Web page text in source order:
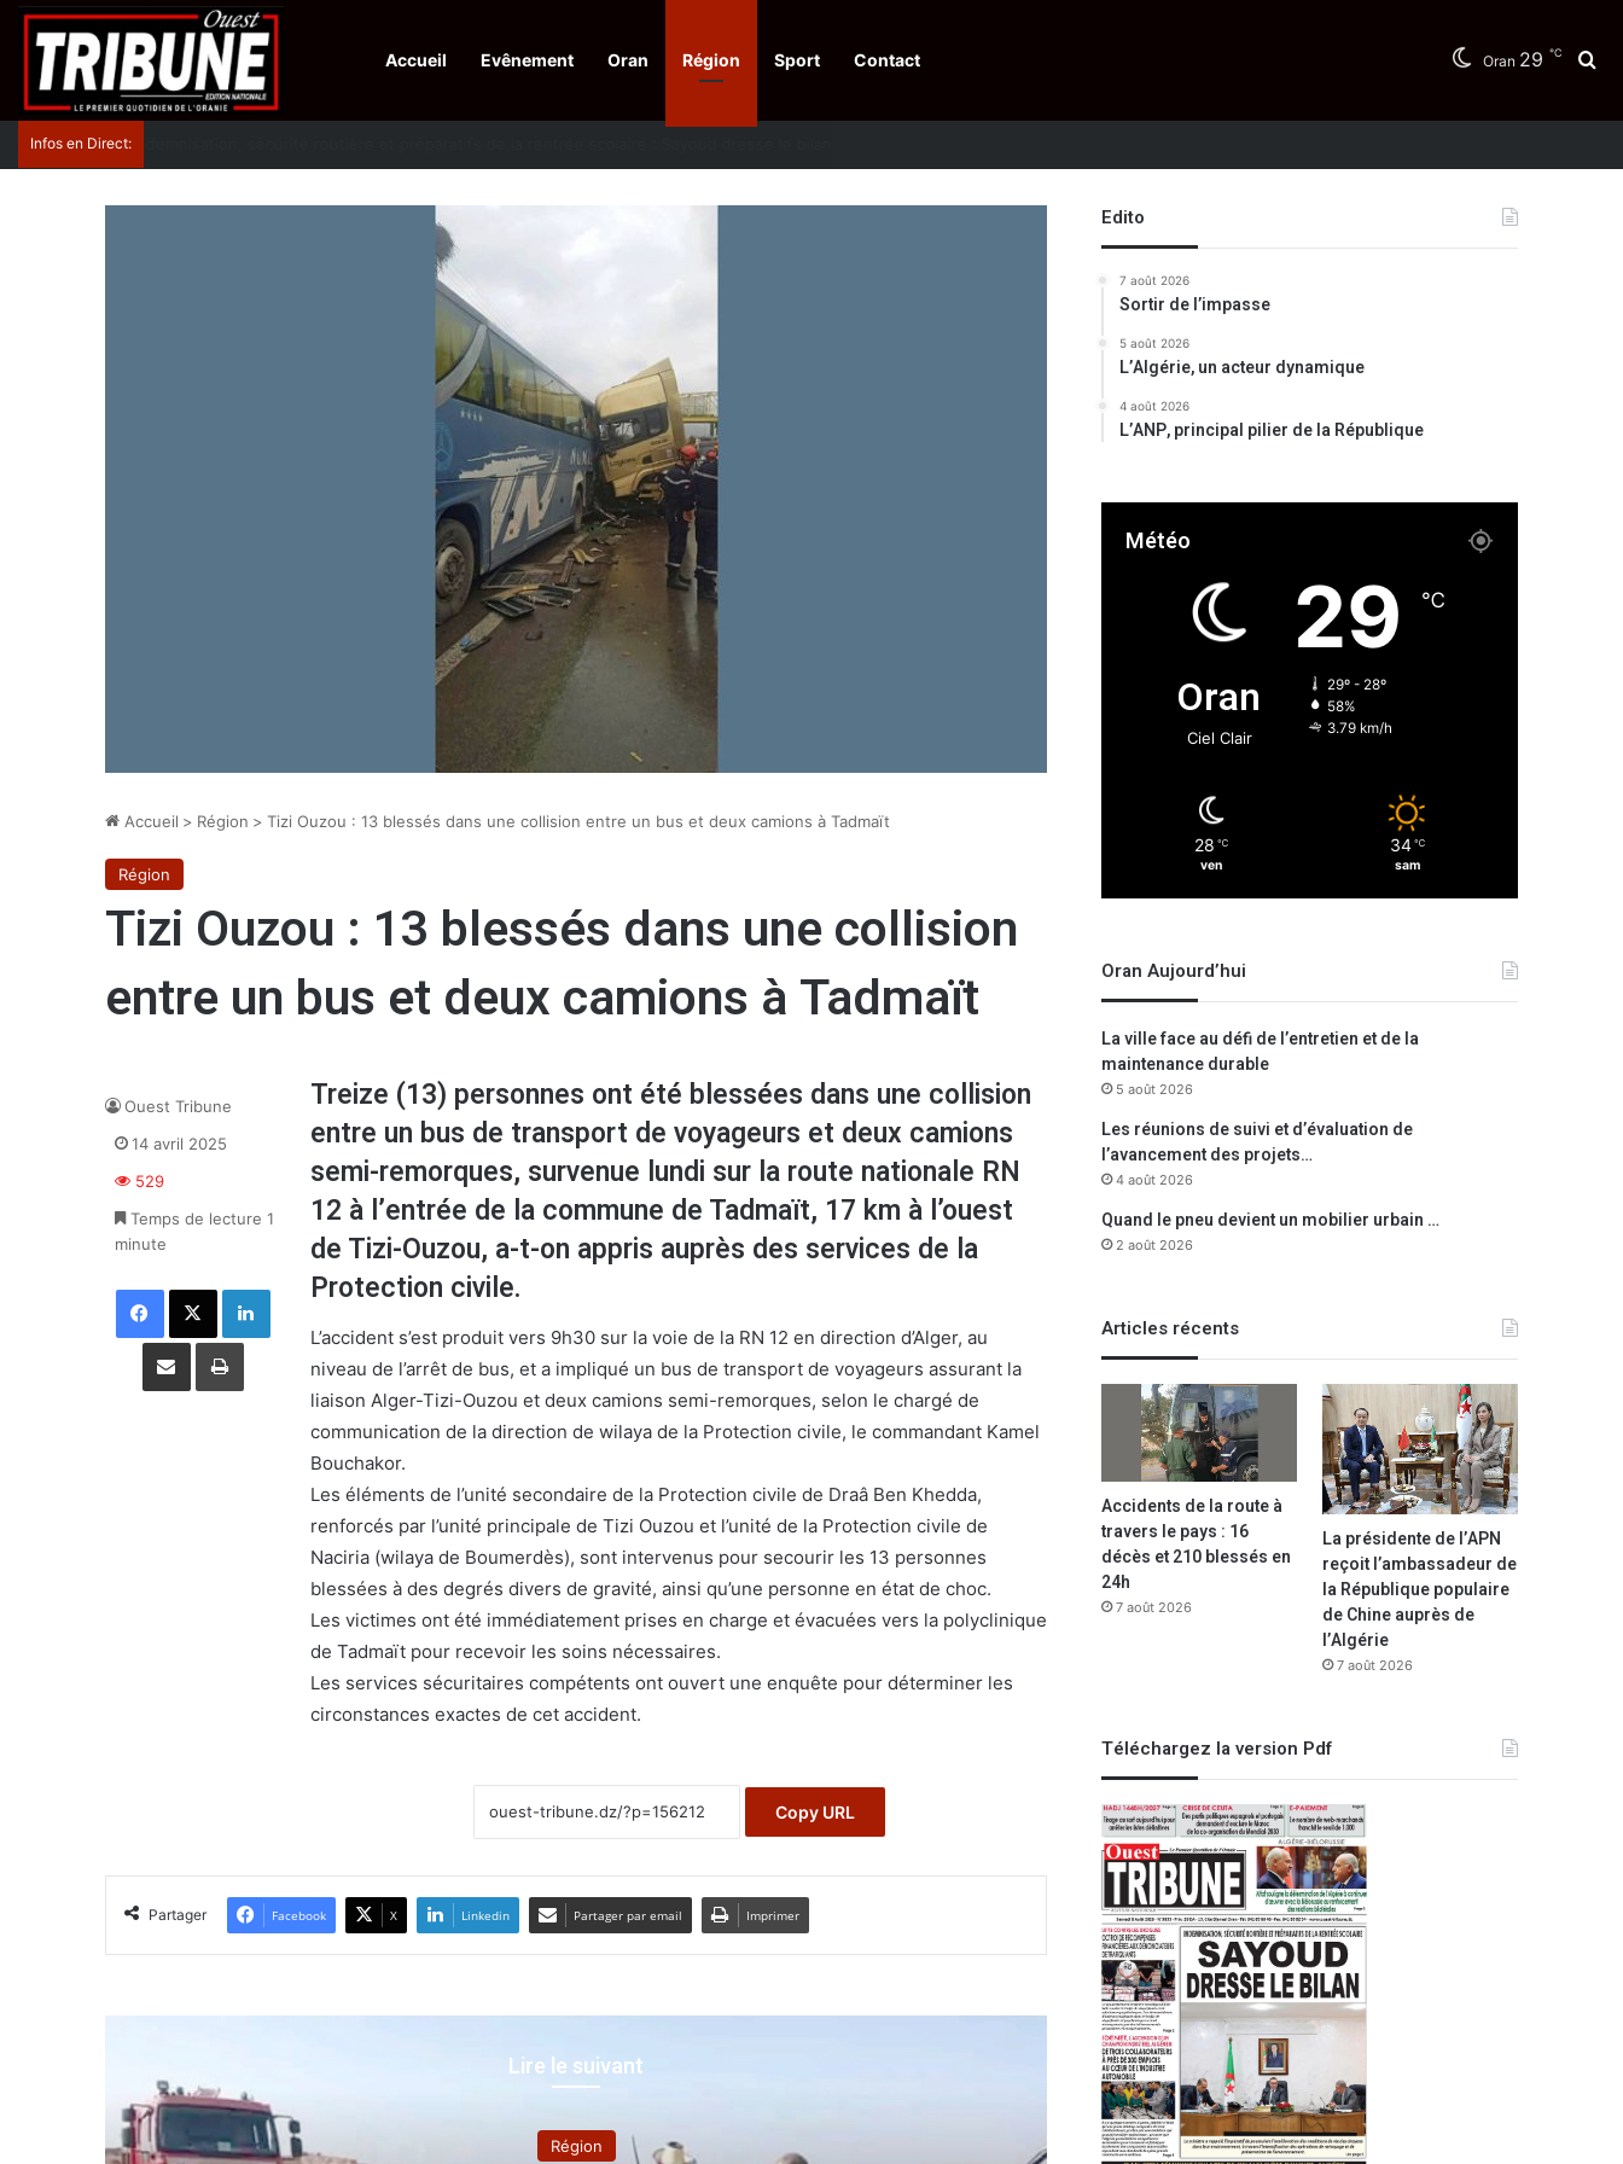
Accueil Evênement Oran Région Sport Contact Oran 29 ℃
Infos en Direct:
Accueil > Région > Tizi Ouzou : 13 blessés dans une collision entre un bus et deux camions à Tadmaït
Région
Tizi Ouzou : 13 blessés dans une collision
entre un bus et deux camions à Tadmaït
Treize (13) personnes ont été blessées dans une collision
entre un bus de transport de voyageurs et deux camions
semi-remorques, survenue lundi sur la route nationale RN
12 à l’entrée de la commune de Tadmaït, 17 km à l’ouest
de Tizi-Ouzou, a-t-on appris auprès des services de la
Protection civile.
L’accident s’est produit vers 9h30 sur la voie de la RN 12 en direction d’Alger, au
niveau de l’arrêt de bus, et a impliqué un bus de transport de voyageurs assurant la
liaison Alger-Tizi-Ouzou et deux camions semi-remorques, selon le chargé de
communication de la direction de wilaya de la Protection civile, le commandant Kamel
Bouchakor.
Les éléments de l’unité secondaire de la Protection civile de Draâ Ben Khedda,
renforcés par l’unité principale de Tizi Ouzou et l’unité de la Protection civile de
Naciria (wilaya de Boumerdès), sont intervenus pour secourir les 13 personnes
blessées à des degrés divers de gravité, ainsi qu’une personne en état de choc.
Les victimes ont été immédiatement prises en charge et évacuées vers la polyclinique
de Tadmaït pour recevoir les soins nécessaires.
Les services sécuritaires compétents ont ouvert une enquête pour déterminer les
circonstances exactes de cet accident.
Copy URL
Ouest Tribune
14 avril 2025
529
Temps de lecture 1
minute
Facebook X Linkedin
Partager par email Imprimer
Partager Facebook X Linkedin Partager par email Imprimer
Lire le suivant
Région
Edito
7 août 2026
Sortir de l’impasse
5 août 2026
L’Algérie, un acteur dynamique
4 août 2026
L’ANP, principal pilier de la République
Météo
Oran
Ciel Clair
29 ℃
29º - 28º
58%
3.79 km/h
28 ℃
ven
34 ℃
sam
Oran Aujourd’hui
La ville face au défi de l’entretien et de la
maintenance durable
5 août 2026
Les réunions de suivi et d’évaluation de
l’avancement des projets…
4 août 2026
Quand le pneu devient un mobilier urbain …
2 août 2026
Articles récents
Accidents de la route à
travers le pays : 16
décès et 210 blessés en
24h
7 août 2026
La présidente de l’APN
reçoit l’ambassadeur de
la République populaire
de Chine auprès de
l’Algérie
7 août 2026
Téléchargez la version Pdf